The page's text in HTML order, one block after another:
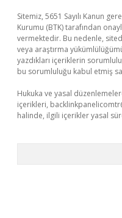
Sitemiz, 5651 Sayılı Kanun
Kurumu (BTK) tarafından
vermektedir. Bu nedenle,
veya araştırma
yazdıkları içeriklerin
bu sorumluluğu kabul etmiş
Hukuka ve yasal
içerikleri,
halinde, ilgili içerikler yasal